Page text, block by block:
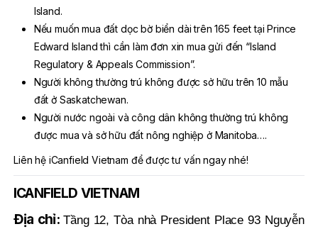
Island.
Nếu muốn mua đất dọc bờ biển dài trên 165 feet tại Prince
Edward Island thì cần làm đơn xin mua gửi đến “Island
Regulatory & Appeals Commission”.
Người không thường trú không được sở hữu trên 10 mẫu
đất ở Saskatchewan.
Người nước ngoài và công dân không thường trú không
được mua và sở hữu đất nông nghiệp ở Manitoba….
​Liên hệ iCanfield Vietnam để được tư vấn ngay nhé!
ICANFIELD VIETNAM
Địa chỉ:Tầng 12, Tòa nhà President Place 93 Nguyễn